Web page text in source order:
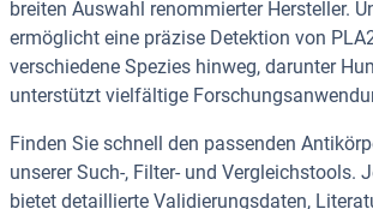
breiten Auswahl renommierter Hersteller.
ermöglicht eine präzise Detektion von
verschiedene Spezies hinweg, darunter
unterstützt vielfältige
Finden Sie schnell den passenden
unserer Such-, Filter- und Vergleichstools.
bietet detaillierte Validierungsdaten,